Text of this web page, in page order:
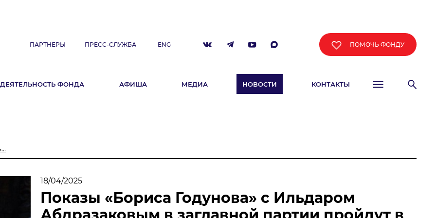
«ArtSpace»
Клуб меценатов
АФИША
ПАРТНЕРЫ ПРЕСС-СЛУЖБА ENG ПОМОЧЬ ФОНДУ
ДЕЯТЕЛЬНОСТЬ ФОНДА АФИША МЕДИА НОВОСТИ КОНТАКТЫ
18/04/2025
Показы «Бориса Годунова» с Ильдаром